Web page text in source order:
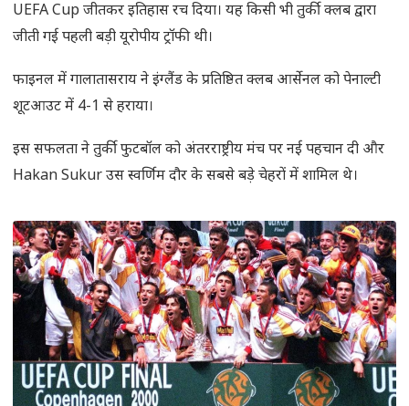
UEFA Cup जीतकर इतिहास रच दिया। यह किसी भी तुर्की क्लब द्वारा
जीती गई पहली बड़ी यूरोपीय ट्रॉफी थी।
फाइनल में गालातासराय ने इंग्लैंड के प्रतिष्ठित क्लब आर्सेनल को पेनाल्टी
शूटआउट में 4-1 से हराया।
इस सफलता ने तुर्की फुटबॉल को अंतरराष्ट्रीय मंच पर नई पहचान दी और
Hakan Sukur उस स्वर्णिम दौर के सबसे बड़े चेहरों में शामिल थे।